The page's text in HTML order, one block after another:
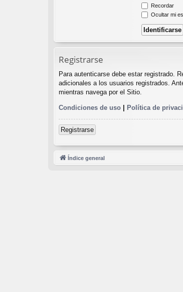
Recordar
Ocultar mi
Registrarse
Para autenticarse debe estar registrado.
adicionales a los usuarios registrados.
mientras navega por el Sitio.
Condiciones de uso | Política de
Registrarse
Índice general